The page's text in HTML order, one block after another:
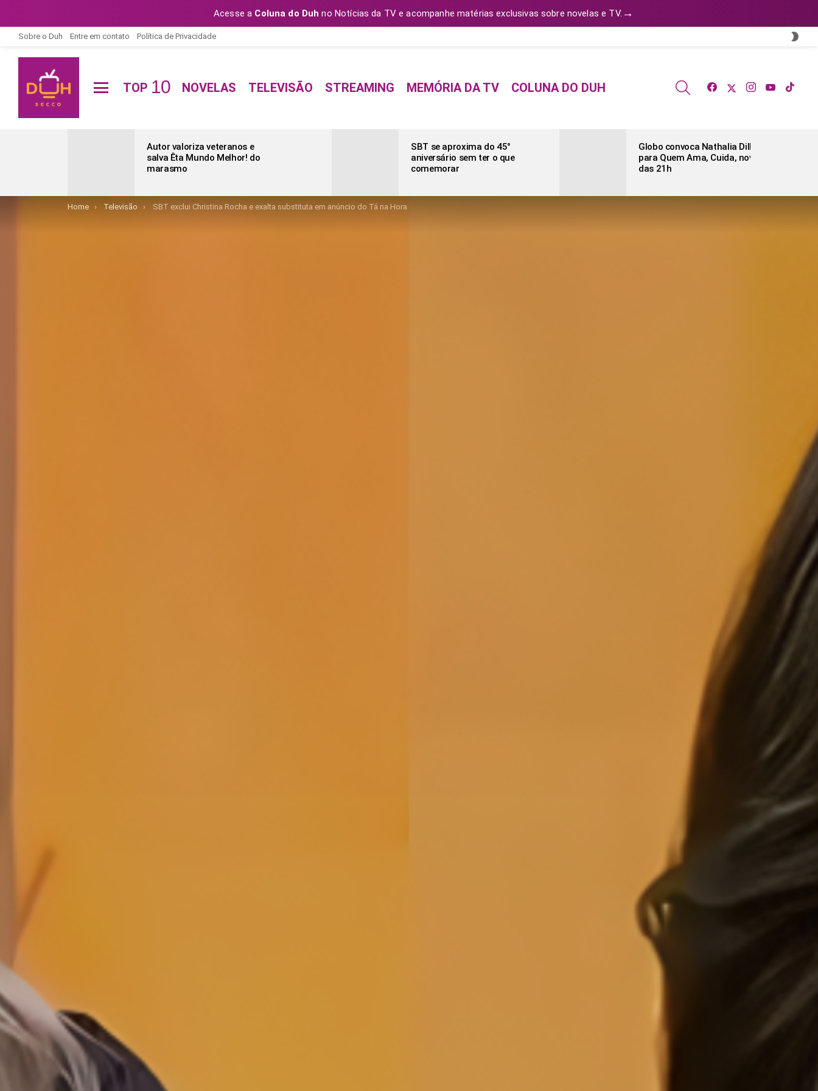
Acesse a Coluna do Duh no Notícias da TV e acompanhe matérias exclusivas sobre novelas e TV. →
Sobre o Duh Entre em contato Política de Privacidade
TOP 10 NOVELAS TELEVISÃO STREAMING MEMÓRIA DA TV COLUNA DO DUH SEARCH facebooktwitterinstagramyoutube
Autor valoriza veteranos e
salva Êta Mundo Melhor! do
marasmo
SBT se aproxima do 45°
aniversário sem ter o que
comemorar
Globo convoca Nathalia Dill
para Quem Ama, Cuida, novela
das 21h
You are here:
Home Televisão SBT exclui Christina Rocha e exalta substituta em anúncio do Tá na Hora